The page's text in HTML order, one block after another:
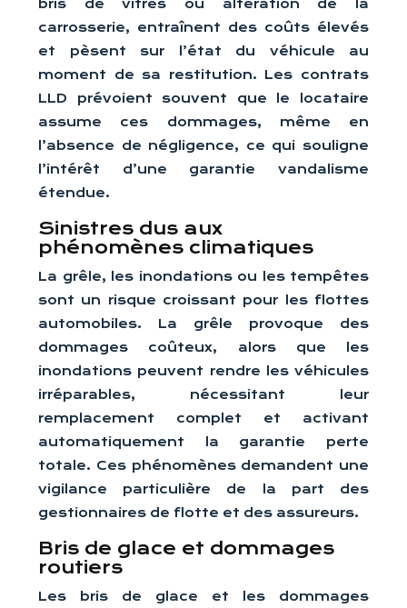
bris de vitres ou altération de la
carrosserie, entraînent des coûts élevés
et pèsent sur l’état du véhicule au
moment de sa restitution. Les contrats
LLD prévoient souvent que le locataire
assume ces dommages, même en
l’absence de négligence, ce qui souligne
l’intérêt d’une garantie vandalisme
étendue.
Sinistres dus aux
phénomènes climatiques
La grêle, les inondations ou les tempêtes
sont un risque croissant pour les flottes
automobiles. La grêle provoque des
dommages coûteux, alors que les
inondations peuvent rendre les véhicules
irréparables, nécessitant leur
remplacement complet et activant
automatiquement la garantie perte
totale. Ces phénomènes demandent une
vigilance particulière de la part des
gestionnaires de flotte et des assureurs.
Bris de glace et dommages
routiers
Les bris de glace et les dommages